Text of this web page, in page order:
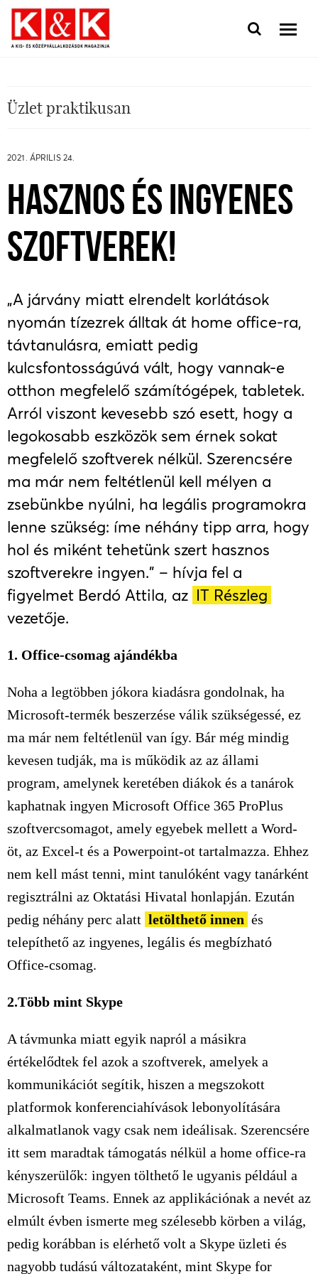
Üzlet praktikusan
2021. ÁPRILIS 24.
HASZNOS ÉS INGYENES
SZOFTVEREK!
„A járvány miatt elrendelt korlátások
nyomán tízezrek álltak át home office-ra,
távtanulásra, emiatt pedig
kulcsfontosságúvá vált, hogy vannak-e
otthon megfelelő számítógépek, tabletek.
Arról viszont kevesebb szó esett, hogy a
legokosabb eszközök sem érnek sokat
megfelelő szoftverek nélkül. Szerencsére
ma már nem feltétlenül kell mélyen a
zsebünkbe nyúlni, ha legális programokra
lenne szükség: íme néhány tipp arra, hogy
hol és miként tehetünk szert hasznos
szoftverekre ingyen.” – hívja fel a
figyelmet Berdó Attila, az IT Részleg
vezetője.
1. Office-csomag ajándékba
Noha a legtöbben jókora kiadásra gondolnak, ha
Microsoft-termék beszerzése válik szükségessé, ez
ma már nem feltétlenül van így. Bár még mindig
kevesen tudják, ma is működik az az állami
program, amelynek keretében diákok és a tanárok
kaphatnak ingyen Microsoft Office 365 ProPlus
szoftvercsomagot, amely egyebek mellett a Word-
öt, az Excel-t és a Powerpoint-ot tartalmazza. Ehhez
nem kell mást tenni, mint tanulóként vagy tanárként
regisztrálni az Oktatási Hivatal honlapján. Ezután
pedig néhány perc alatt letölthető innen és
telepíthető az ingyenes, legális és megbízható
Office-csomag.
2.Több mint Skype
A távmunka miatt egyik napról a másikra
értékelődtek fel azok a szoftverek, amelyek a
kommunikációt segítik, hiszen a megszokott
platformok konferenciahívások lebonyolítására
alkalmatlanok vagy csak nem ideálisak. Szerencsére
itt sem maradtak támogatás nélkül a home office-ra
kényszerülők: ingyen tölthető le ugyanis például a
Microsoft Teams. Ennek az applikációnak a nevét az
elmúlt évben ismerte meg szélesebb körben a világ,
pedig korábban is elérhető volt a Skype üzleti és
nagyobb tudású változataként, mint Skype for